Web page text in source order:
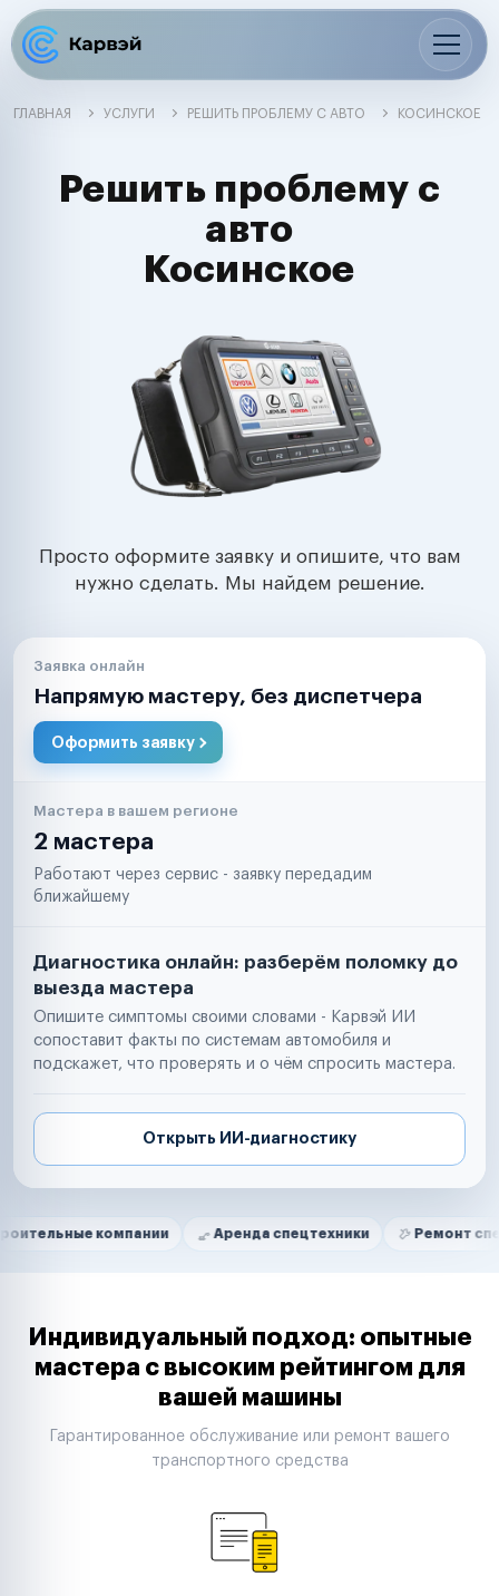
ГЛАВНАЯ УСЛУГИ РЕШИТЬ ПРОБЛЕМУ С АВТО КОСИНСКОЕ
Решить проблему с
авто
Косинское
Просто оформите заявку и опишите, что вам
нужно сделать. Мы найдем решение.
Заявка онлайн
Напрямую мастеру, без диспетчера
Оформить заявку
Мастера в вашем регионе
2 мастера
Работают через сервис - заявку передадим
ближайшему
Диагностика онлайн: разберём поломку до
выезда мастера
Опишите симптомы своими словами - Карвэй ИИ
сопоставит факты по системам автомобиля и
подскажет, что проверять и о чём спросить мастера.
Открыть ИИ-диагностику
Нам доверяют
компании Аренда спецтехники Ремонт спецтехники
Маркетплейсы
Таксопарки
Автодилеры
Строительные компании
Аренда спецтехники
Индивидуальный подход: опытные
мастера с высоким рейтингом для
вашей машины
Гарантированное обслуживание или ремонт вашего
транспортного средства